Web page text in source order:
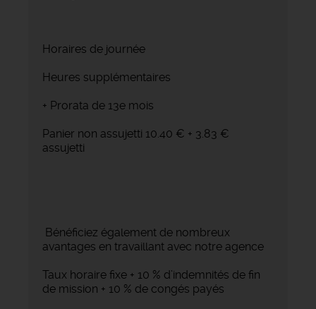
Horaires de journée
Heures supplémentaires
+ Prorata de 13e mois
Panier non assujetti 10.40 € + 3.83 €
assujetti
Bénéficiez également de nombreux
avantages en travaillant avec notre agence
Taux horaire fixe + 10 % d’indemnités de fin
de mission + 10 % de congés payés